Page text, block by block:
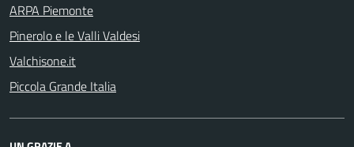
ARPA Piemonte
Pinerolo e le Valli Valdesi
Valchisone.it
Piccola Grande Italia